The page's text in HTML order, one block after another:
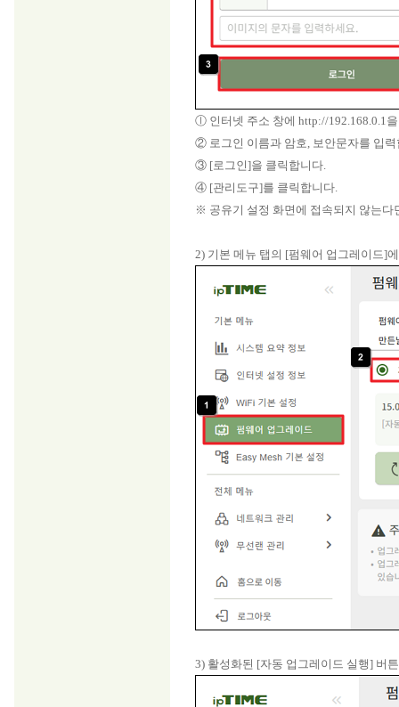
ⓛ 인터넷 주소 창에 http://192.168.0.1
② 로그인 이름과 암호, 보안문자를 입
③ [로그인]을 클릭합니다.
④ [관리도구]를 클릭합니다.
※ 공유기 설정 화면에 접속되지 않는다
2) 기본 메뉴 탭의 [펌웨어 업그레이드]
3) 활성화된 [자동 업그레이드 실행] 버